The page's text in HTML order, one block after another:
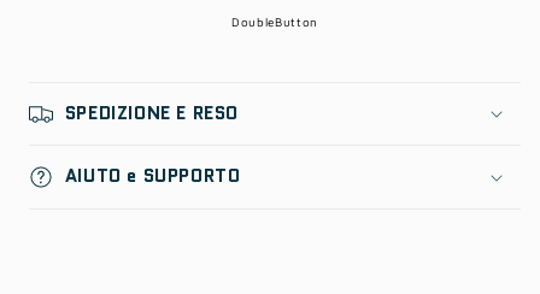
DoubleButton
SPEDIZIONE E RESO
AIUTO e SUPPORTO